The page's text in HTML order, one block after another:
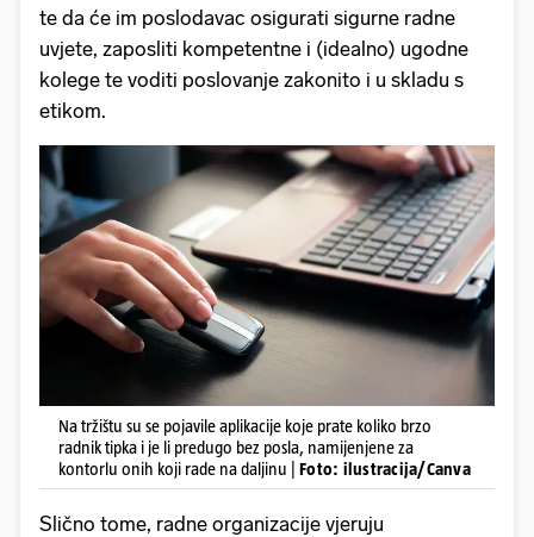
te da će im poslodavac osigurati sigurne radne
uvjete, zaposliti kompetentne i (idealno) ugodne
kolege te voditi poslovanje zakonito i u skladu s
etikom.
Na tržištu su se pojavile aplikacije koje prate koliko brzo
radnik tipka i je li predugo bez posla, namijenjene za
kontorlu onih koji rade na daljinu | Foto: ilustracija/Canva
Slično tome, radne organizacije vjeruju